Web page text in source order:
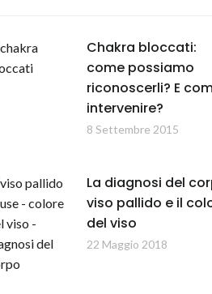
Chakra bloccati:
come possiamo
riconoscerli? E
intervenire?
8 Settembre 2015
La diagnosi del
viso pallido e il
del viso
22 Maggio 2018